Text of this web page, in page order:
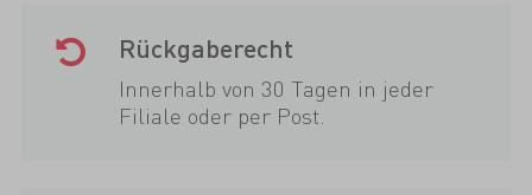
Rückgaberecht
Innerhalb von 30 Tagen in jeder
Filiale oder per Post.